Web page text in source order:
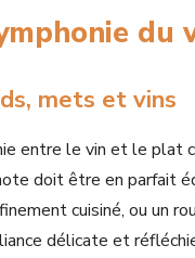
du
mets et vins
entre le vin et le plat
doit être en parfait
cuisiné, ou un
délicate et